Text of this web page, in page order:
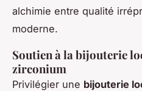
alchimie entre qualité
moderne.
Soutien à la bijouterie
zirconium
Privilégier une bijouterie